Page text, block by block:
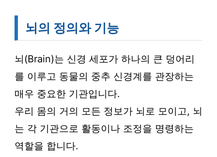
뇌의 정의와 기능
뇌(Brain)는 신경 세포가 하나의 큰 덩어리
를 이루고 동물의 중추 신경계를 관장하는
매우 중요한 기관입니다.
우리 몸의 거의 모든 정보가 뇌로 모이고, 뇌
는 각 기관으로 활동이나 조정을 명령하는
역할을 합니다.